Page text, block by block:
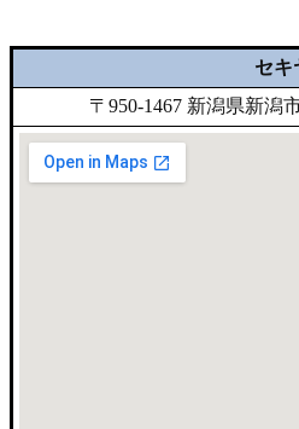
セキ
〒950-1467 新潟県新潟